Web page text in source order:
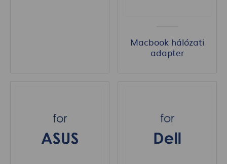
Macbook hálózati
adapter